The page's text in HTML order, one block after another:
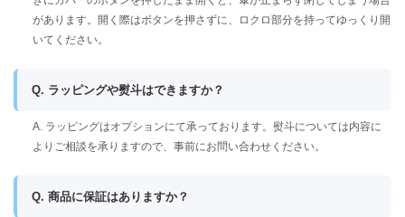
があります。開く際はボタンを押さずに、ロクロ部分を持ってゆっくり開
いてください。
Q. ラッピングや熨斗はできますか？
A. ラッピングはオプションにて承っております。熨斗については内容に
よりご相談を承りますので、事前にお問い合わせください。
Q. 商品に保証はありますか？